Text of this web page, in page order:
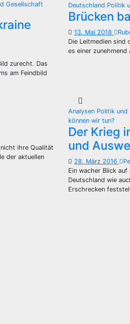
Gesellschaft
zurecht. Das
am Feindbild
Deutschland Politik
Brücken
13. Mai 2018
Die Leitmedien sind
es einer
ihre Qualität
der aktuellen
Analysen Politik und
können wir tun?
Der Krieg
und
28. März 2016
Ein wacher Blick
Deutschland wie
Erschrecken